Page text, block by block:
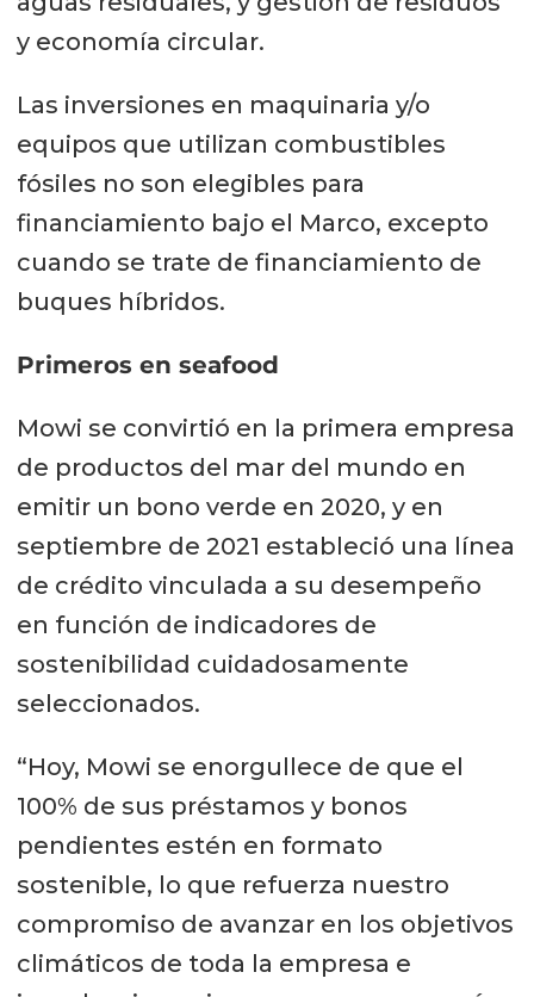
y economía circular.
Las inversiones en maquinaria y/o
equipos que utilizan combustibles
fósiles no son elegibles para
financiamiento bajo el Marco, excepto
cuando se trate de financiamiento de
buques híbridos.
Primeros en seafood
Mowi se convirtió en la primera empresa
de productos del mar del mundo en
emitir un bono verde en 2020, y en
septiembre de 2021 estableció una línea
de crédito vinculada a su desempeño
en función de indicadores de
sostenibilidad cuidadosamente
seleccionados.
“Hoy, Mowi se enorgullece de que el
100% de sus préstamos y bonos
pendientes estén en formato
sostenible, lo que refuerza nuestro
compromiso de avanzar en los objetivos
climáticos de toda la empresa e